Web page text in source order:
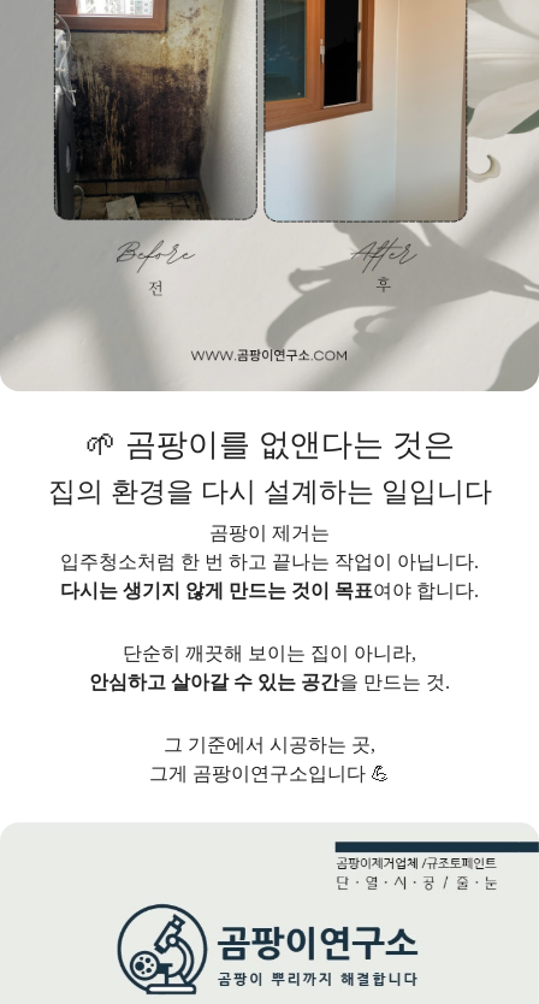
🌱 곰팡이를 없앤다는 것은
집의 환경을 다시 설계하는 일입니다
곰팡이 제거는
입주청소처럼 한 번 하고 끝나는 작업이 아닙니다.
다시는 생기지 않게 만드는 것이 목표여야 합니다.
단순히 깨끗해 보이는 집이 아니라,
안심하고 살아갈 수 있는 공간을 만드는 것.
그 기준에서 시공하는 곳,
그게 곰팡이연구소입니다 💪